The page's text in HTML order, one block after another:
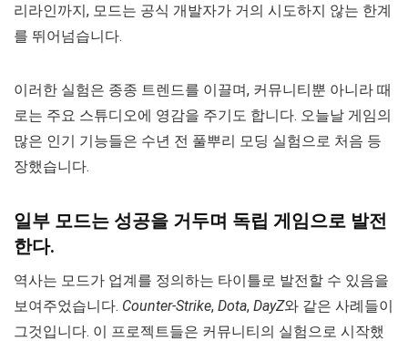
리라인까지, 모드는 공식 개발자가 거의 시도하지 않는 한계
를 뛰어넘습니다.
이러한 실험은 종종 트렌드를 이끌며, 커뮤니티뿐 아니라 때
로는 주요 스튜디오에 영감을 주기도 합니다. 오늘날 게임의
많은 인기 기능들은 수년 전 풀뿌리 모딩 실험으로 처음 등
장했습니다.
일부 모드는 성공을 거두며 독립 게임으로 발전
한다.
역사는 모드가 업계를 정의하는 타이틀로 발전할 수 있음을
보여주었습니다. Counter-Strike, Dota, DayZ와 같은 사례들이
그것입니다. 이 프로젝트들은 커뮤니티의 실험으로 시작했